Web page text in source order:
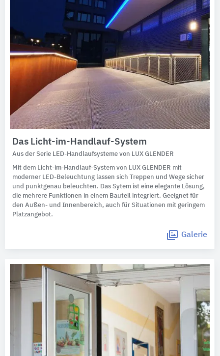
Das Licht-im-Handlauf-System
Aus der Serie LED-Handlaufsysteme von LUX GLENDER
Mit dem Licht-im-Handlauf-System von LUX GLENDER mit
moderner LED-Beleuchtung lassen sich Treppen und Wege sicher
und punktgenau beleuchten. Das Sytem ist eine elegante Lösung,
die mehrere Funktionen in einem Bauteil integriert. Geeignet für
den Außen- und Innenbereich, auch für Situationen mit geringem
Platzangebot.
Galerie